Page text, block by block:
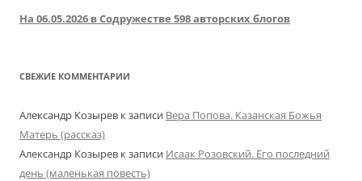
На 06.05.2026 в Содружестве 598 авторских блогов
СВЕЖИЕ КОММЕНТАРИИ
Александр Козырев к записи Вера Попова. Казанская Божья
Матерь (рассказ)
Александр Козырев к записи Исаак Розовский. Его последний
день (маленькая повесть)